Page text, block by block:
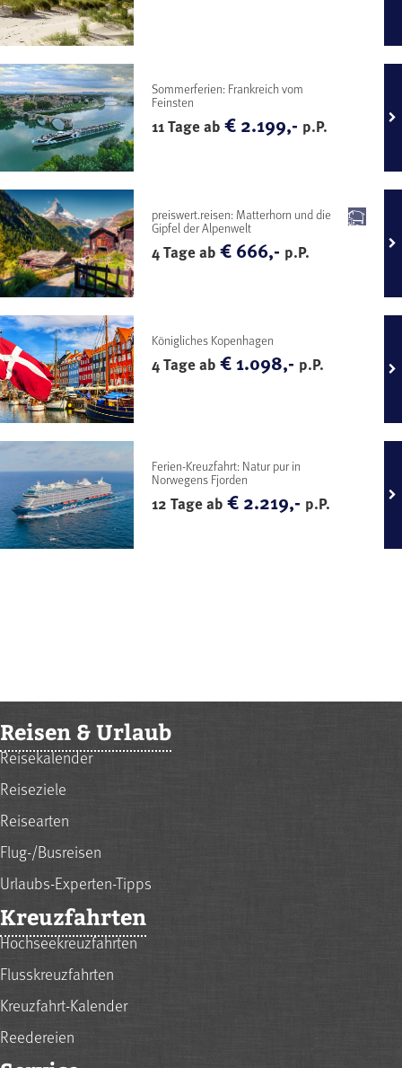
Sommerferien: Frankreich vom
Feinsten
11 Tage ab€ 2.199,- p.P.
preiswert.reisen: Matterhorn und die
Gipfel der Alpenwelt
4 Tage ab€ 666,- p.P.
Königliches Kopenhagen
4 Tage ab€ 1.098,- p.P.
Ferien-Kreuzfahrt: Natur pur in
Norwegens Fjorden
12 Tage ab€ 2.219,- p.P.
Reisen & Urlaub
Reisekalender
Reiseziele
Reisearten
Flug-/Busreisen
Urlaubs-Experten-Tipps
Kreuzfahrten
Hochseekreuzfahrten
Flusskreuzfahrten
Kreuzfahrt-Kalender
Reedereien